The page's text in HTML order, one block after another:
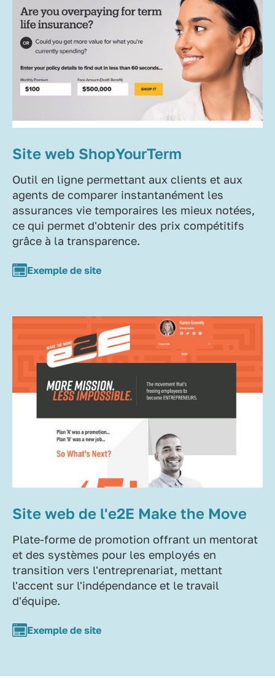
Site web ShopYourTerm
Outil en ligne permettant aux clients et aux
agents de comparer instantanément les
assurances vie temporaires les mieux notées,
ce qui permet d'obtenir des prix compétitifs
grâce à la transparence.
Exemple de site
Site web de l'e2E Make the Move
Plate-forme de promotion offrant un mentorat
et des systèmes pour les employés en
transition vers l'entreprenariat, mettant
l'accent sur l'indépendance et le travail
d'équipe.
Exemple de site